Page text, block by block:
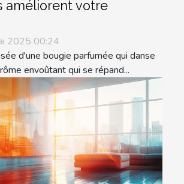
améliorent votre
2025 00:24
d'une bougie parfumée qui danse
envoûtant qui se répand...